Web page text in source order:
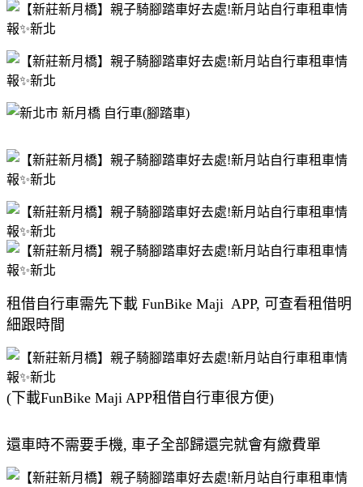
租借自行車需先下載 FunBike Maji APP, 可查看租借明
細跟時間
(下載FunBike Maji APP租借自行車很方便)
還車時不需要手機, 車子全部歸還完就會有繳費單